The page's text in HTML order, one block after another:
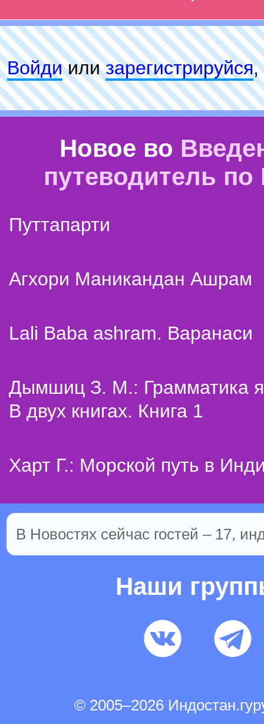
Войдиилизарeгиcтpируйся,
Новое во
путеводитель
Путтапарти
Агхори Маникандан Ашрам
Lali Baba ashram. Варанаси
Дымшиц З. М.: Грамматика
В двух книгах. Книга 1
Харт Г.: Морской путь в
В Новостях сейчас гостей – 17,
Наши
© 2005–2026